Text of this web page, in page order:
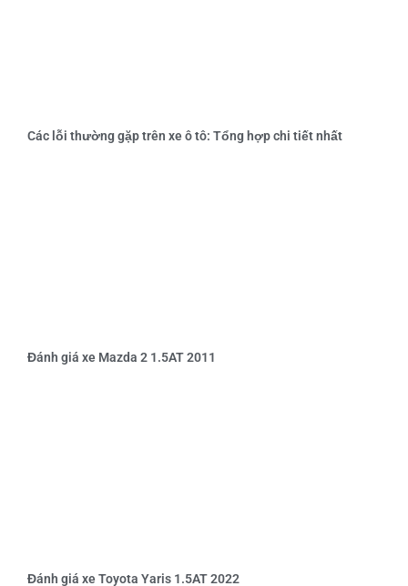
Các lỗi thường gặp trên xe ô tô: Tổng hợp chi tiết nhất
Đánh giá xe Mazda 2 1.5AT 2011
Đánh giá xe Toyota Yaris 1.5AT 2022